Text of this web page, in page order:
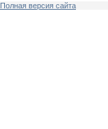
Полная версия сайта